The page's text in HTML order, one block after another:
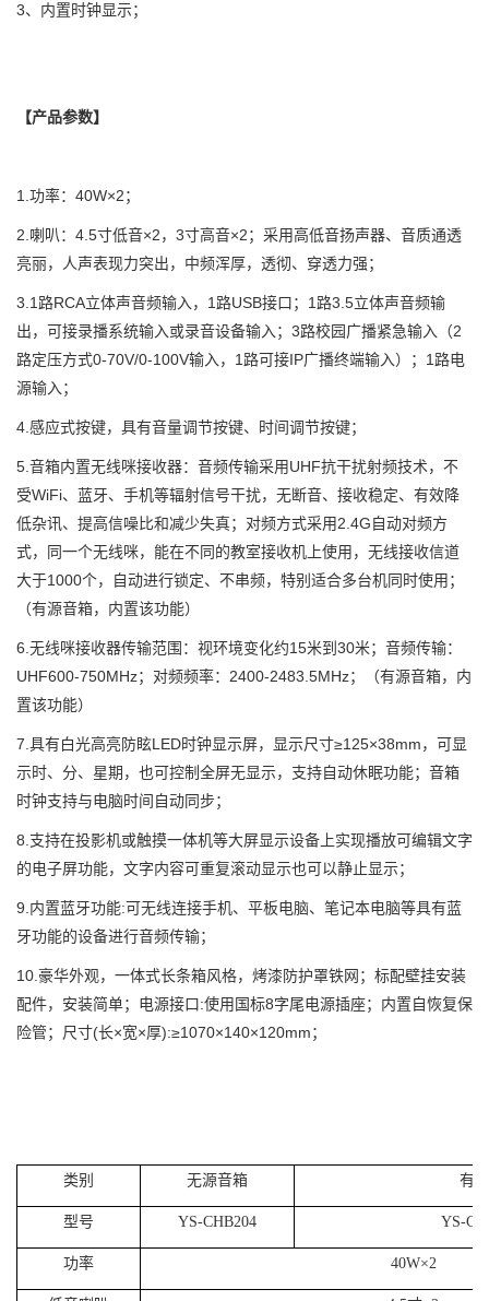
3、内置时钟显示；
【产品参数】
1.功率： 40W×2；
2.喇叭： 4.5寸低音×2， 3寸高音×2；采用高低音扬声器、音质通透
亮丽，人声表现力突出，中频浑厚，透彻、穿透力强；
3.1路RCA立体声音频输入， 1 路USB接口； 1 路3.5立体声音频输
出，可接录播系统输入或录音设备输入；3路校园广播紧急输入（2
路定压方式0-70V/0-100V输入， 1 路可接IP广播终端输入）； 1 路电
源输入；
4.感应式按键，具有音量调节按键、时间调节按键；
5.音箱内置无线咪接收器：音频传输采用UHF抗干扰射频技术，不
受WiFi、蓝牙、手机等辐射信号干扰，无断音、接收稳定、有效降
低杂讯、提高信噪比和减少失真；对频方式采用2.4G自动对频方
式，同一个无线咪，能在不同的教室接收机上使用，无线接收信道
大于1000个，自动进行锁定、不串频，特别适合多台机同时使用；
（有源音箱，内置该功能）
6.无线咪接收器传输范围：视环境变化约15米到 30米；音频传输：
UHF600-750MHz；对频频率： 2400-2483.5MHz；（有源音箱，内
置该功能）
7.具有白光高亮防眩LED时钟显示屏，显示尺寸≥125×38mm，可显
示时、分、星期，也可控制全屏无显示，支持自动休眠功能；音箱
时钟支持与电脑时间自动同步；
8.支持在投影机或触摸一体机等大屏显示设备上实现播放可编辑文字
的电子屏功能，文字内容可重复滚动显示也可以静止显示；
9.内置蓝牙功能:可无线连接手机、平板电脑、笔记本电脑等具有蓝
牙功能的设备进行音频传输；
10.豪华外观，一体式长条箱风格，烤漆防护罩铁网；标配壁挂安装
配件，安装简单；电源接口:使用国标8字尾电源插座；内置自恢复保
险管；尺寸(长×宽×厚):≥1070×140×120mm；
类别 无源音箱 有
型号 YS-CHB204 YS-
功率 40W×2